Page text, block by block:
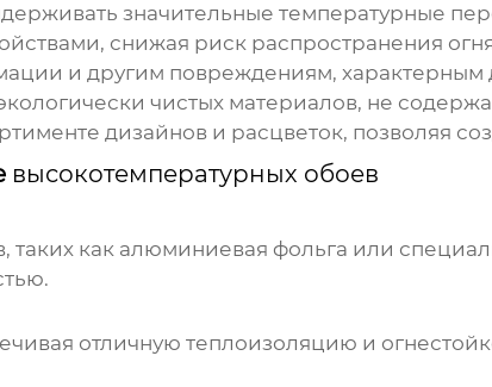
значительные температурные
снижая риск распространения
и другим повреждениям, характерным
чистых материалов, не
дизайнов и расцветок, позволяя
высокотемпературных обоев
таких как алюминиевая фольга или
отличную теплоизоляцию и